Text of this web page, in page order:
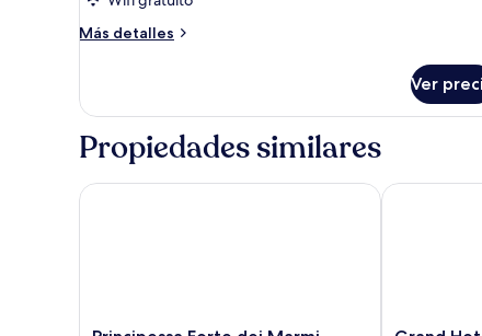
con
matrimonial
2
individuales
Más detalles
Más
clásica
matrimonial
Ver
Propiedades similares
Principessa Forte dei Marmi, Autograph Collection
Grand Hotel